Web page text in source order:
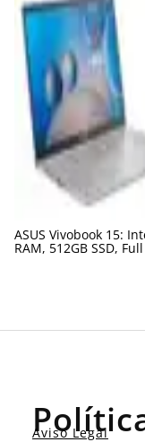
ASUS Vivobook 15:
RAM, 512GB SSD,
Aviso Legal